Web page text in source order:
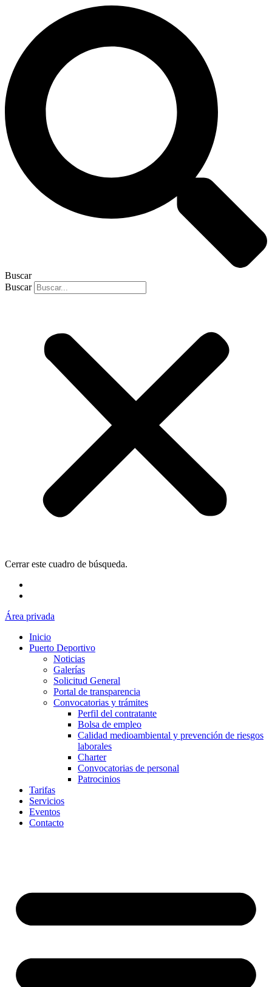
Buscar
Buscar
Cerrar este cuadro de búsqueda.
Área privada
Inicio
Puerto Deportivo
Noticias
Galerías
Solicitud General
Portal de transparencia
Convocatorias y trámites
Perfil del contratante
Bolsa de empleo
Calidad medioambiental y prevención de riesgos
laborales
Charter
Convocatorias de personal
Patrocinios
Tarifas
Servicios
Eventos
Contacto